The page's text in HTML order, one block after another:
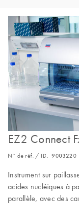
EZ2 Connect
N° de réf. / ID.9003220
Instrument sur
acides nucléiques à
parallèle, avec des